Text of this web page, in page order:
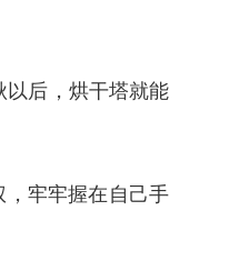
以后，烘干塔就能
牢牢握在自己手